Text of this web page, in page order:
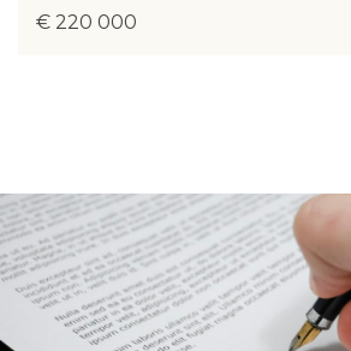
€ 220 000